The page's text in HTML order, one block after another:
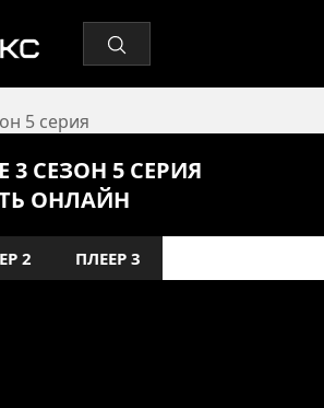
5 серия
3 СЕЗОН 5 СЕРИЯ
ОНЛАЙН
2 ПЛЕЕР 3